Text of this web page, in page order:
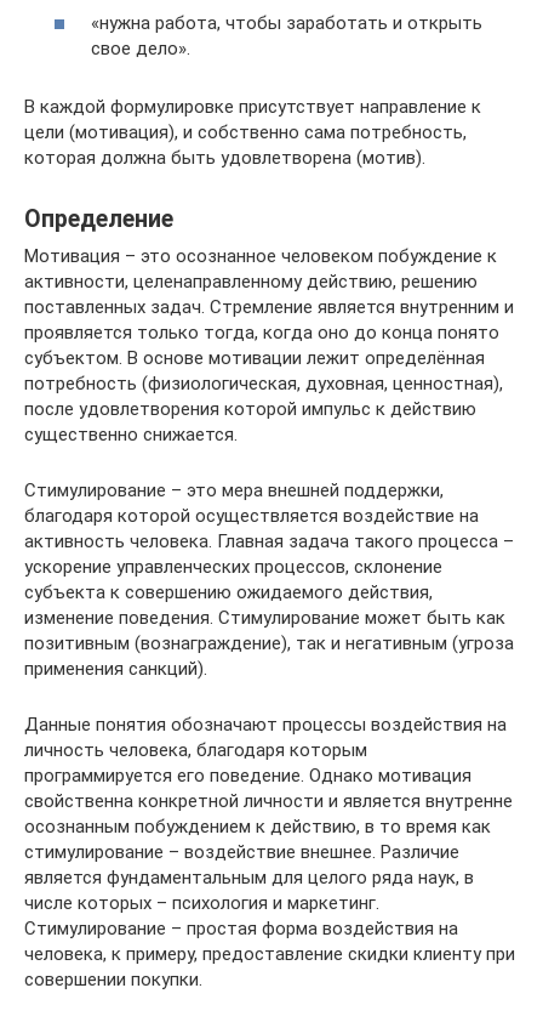
«нужна работа, чтобы заработать и открыть
свое дело».
В каждой формулировке присутствует направление к
цели (мотивация), и собственно сама потребность,
которая должна быть удовлетворена (мотив).
Определение
Мотивация – это осознанное человеком побуждение к
активности, целенаправленному действию, решению
поставленных задач. Стремление является внутренним и
проявляется только тогда, когда оно до конца понято
субъектом. В основе мотивации лежит определённая
потребность (физиологическая, духовная, ценностная),
после удовлетворения которой импульс к действию
существенно снижается.
Стимулирование – это мера внешней поддержки,
благодаря которой осуществляется воздействие на
активность человека. Главная задача такого процесса –
ускорение управленческих процессов, склонение
субъекта к совершению ожидаемого действия,
изменение поведения. Стимулирование может быть как
позитивным (вознаграждение), так и негативным (угроза
применения санкций).
Данные понятия обозначают процессы воздействия на
личность человека, благодаря которым
программируется его поведение. Однако мотивация
свойственна конкретной личности и является внутренне
осознанным побуждением к действию, в то время как
стимулирование – воздействие внешнее. Различие
является фундаментальным для целого ряда наук, в
числе которых – психология и маркетинг.
Стимулирование – простая форма воздействия на
человека, к примеру, предоставление скидки клиенту при
совершении покупки.